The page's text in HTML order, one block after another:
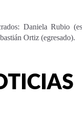
Daniela Rubio
Ortiz (egresado).